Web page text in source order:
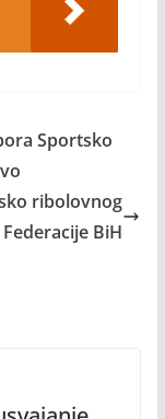
Sportsko
ribolovnog
BiH